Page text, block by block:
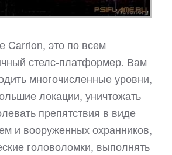
Carrion, это по всем
стелс-платформер. Вам
многочисленные уровни,
локации, уничтожать
препятствия в виде
и вооруженных охранников,
головоломки, выполнять